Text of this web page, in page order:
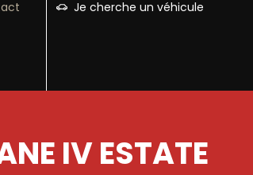
Je cherche un véhicule
IV ESTATE